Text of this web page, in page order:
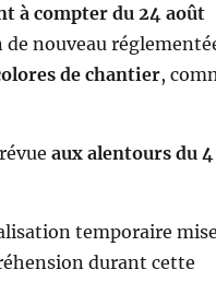
à compter du 24 août
de nouveau
de chantier,
aux alentours du 4
temporaire
durant cette